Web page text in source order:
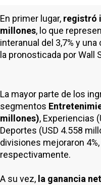
En primer lugar, registró
millones, lo que
interanual del 3,7% y
la pronosticada por Wall
La mayor parte de los
segmentos
millones), Experiencias
Deportes (USD 4.558
divisiones mejoraron 4%,
respectivamente.
A su vez, la ganancia